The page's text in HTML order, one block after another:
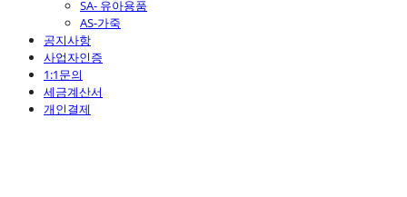
SA- 유아용품
AS-가죽
공지사항
사업자인증
1:1문의
세금계산서
개인결제